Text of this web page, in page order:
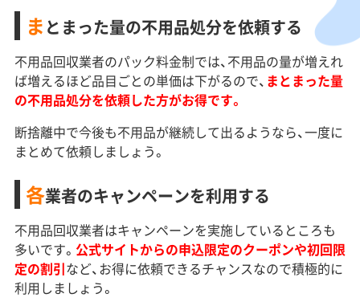
ま とまった量の不用品処分を依頼する
不用品回収業者のパック料金制では、不用品の量が増えれ
ば増えるほど品目ごとの単価は下がるので、 まとまった量
の不用品処分を依頼した方がお得です。
断捨離中で今後も不用品が継続して出るようなら、一度に
まとめて依頼しましょう。
各業者のキャンペーンを利用する
不用品回収業者はキャンペーンを実施しているところも
多いです。 公式サイトからの申込限定のクーポンや初回限
定の割引など、お得に依頼できるチャンスなので積極的に
利用しましょう。